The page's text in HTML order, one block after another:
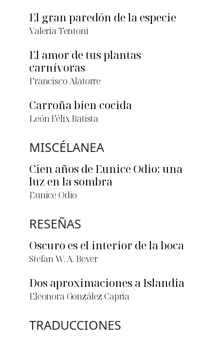
El gran paredón de la especie
Valeria Tentoni
El amor de tus plantas
carnívoras
Francisco Alatorre
Carroña bien cocida
León Félix Batista
MISCÉLANEA
Cien años de Eunice Odio: una
luz en la sombra
Eunice Odio
RESEÑAS
Oscuro es el interior de la boca
Stefan W. A. Beyer
Dos aproximaciones a Islandia
Eleonora González Capria
TRADUCCIONES